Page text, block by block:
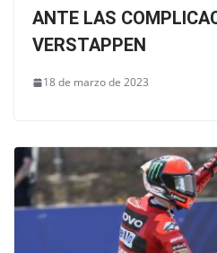
ANTE LAS
VERSTAPPEN
18 de marzo de 2023